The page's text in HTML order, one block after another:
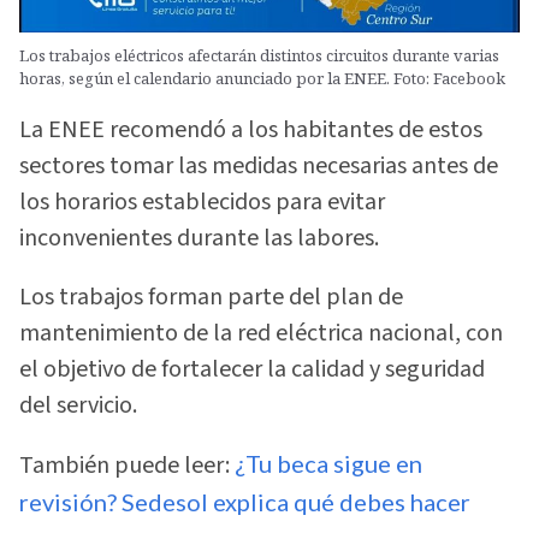
Los trabajos eléctricos afectarán distintos circuitos durante varias
horas, según el calendario anunciado por la ENEE. Foto: Facebook
La ENEE recomendó a los habitantes de estos
sectores tomar las medidas necesarias antes de
los horarios establecidos para evitar
inconvenientes durante las labores.
Los trabajos forman parte del plan de
mantenimiento de la red eléctrica nacional, con
el objetivo de fortalecer la calidad y seguridad
del servicio.
También puede leer: ¿Tu beca sigue en
revisión? Sedesol explica qué debes hacer